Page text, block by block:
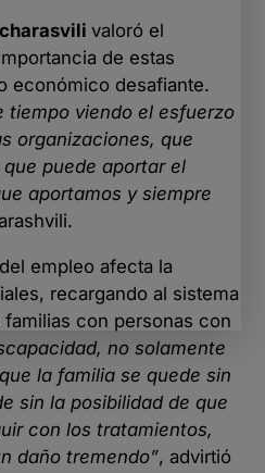
valoró el
de estas
económico desafiante.
tiempo viendo el esfuerzo
organizaciones, que
puede aportar el
aportamos y siempre
empleo afecta la
recargando al sistema
con personas con
no solamente
la familia se quede sin
sin la posibilidad de que
con los tratamientos,
daño tremendo”, advirtió